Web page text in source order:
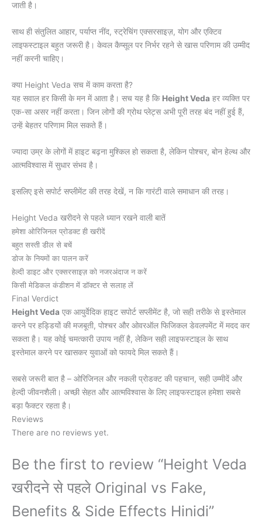
जाती है।
साथ ही संतुलित आहार, पर्याप्त नींद, स्ट्रेचिंग एक्सरसाइज़, योग और एक्टिव
लाइफस्टाइल बहुत जरूरी है। केवल कैप्सूल पर निर्भर रहने से खास परिणाम की उम्मीद
नहीं करनी चाहिए।
क्या Height Veda सच में काम करता है?
यह सवाल हर किसी के मन में आता है। सच यह है कि Height Veda हर व्यक्ति पर
एक-सा असर नहीं करता। जिन लोगों की ग्रोथ प्लेट्स अभी पूरी तरह बंद नहीं हुई हैं,
उन्हें बेहतर परिणाम मिल सकते हैं।
ज्यादा उम्र के लोगों में हाइट बढ़ना मुश्किल हो सकता है, लेकिन पोश्चर, बोन हेल्थ और
आत्मविश्वास में सुधार संभव है।
इसलिए इसे सपोर्ट सप्लीमेंट की तरह देखें, न कि गारंटी वाले समाधान की तरह।
Height Veda खरीदने से पहले ध्यान रखने वाली बातें
हमेशा ओरिजिनल प्रोडक्ट ही खरीदें
बहुत सस्ती डील से बचें
डोज के नियमों का पालन करें
हेल्दी डाइट और एक्सरसाइज़ को नजरअंदाज न करें
किसी मेडिकल कंडीशन में डॉक्टर से सलाह लें
Final Verdict
Height Veda एक आयुर्वेदिक हाइट सपोर्ट सप्लीमेंट है, जो सही तरीके से इस्तेमाल
करने पर हड्डियों की मजबूती, पोश्चर और ओवरऑल फिजिकल डेवलपमेंट में मदद कर
सकता है। यह कोई चमत्कारी उपाय नहीं है, लेकिन सही लाइफस्टाइल के साथ
इस्तेमाल करने पर खासकर युवाओं को फायदे मिल सकते हैं।
सबसे जरूरी बात है – ओरिजिनल और नकली प्रोडक्ट की पहचान, सही उम्मीदें और
हेल्दी जीवनशैली। अच्छी सेहत और आत्मविश्वास के लिए लाइफस्टाइल हमेशा सबसे
बड़ा फैक्टर रहता है।
Reviews
There are no reviews yet.
Be the first to review “Height Veda
खरीदने से पहले Original vs Fake,
Benefits & Side Effects Hinidi”